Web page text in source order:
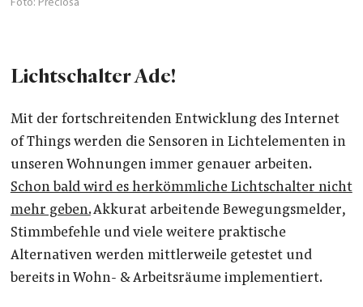
Foto: Preciosa
Lichtschalter Ade!
Mit der fortschreitenden Entwicklung des Internet
of Things werden die Sensoren in Lichtelementen in
unseren Wohnungen immer genauer arbeiten.
Schon bald wird es herkömmliche Lichtschalter nicht
mehr geben.Akkurat arbeitende Bewegungsmelder,
Stimmbefehle und viele weitere praktische
Alternativen werden mittlerweile getestet und
bereits in Wohn- & Arbeitsräume implementiert.